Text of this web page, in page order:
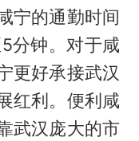
宁的通勤时间
分钟。对于咸
更好承接武汉
红利。便利咸
武汉庞大的市